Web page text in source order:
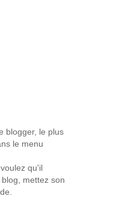
blogger, le plus
le menu
qu'il
mettez son